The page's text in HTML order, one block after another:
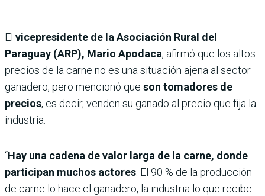
El vicepresidente de la Asociación Rural del
Paraguay (ARP), Mario Apodaca, afirmó que los altos
precios de la carne no es una situación ajena al sector
ganadero, pero mencionó que son tomadores de
precios, es decir, venden su ganado al precio que fija la
industria.
“Hay una cadena de valor larga de la carne, donde
participan muchos actores . El 90 % de la producción
de carne lo hace el ganadero, la industria lo que recibe